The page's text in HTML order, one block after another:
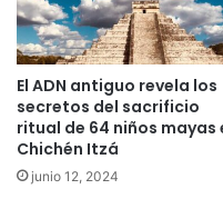
El ADN antiguo revela los
secretos del sacrificio
ritual de 64 niños mayas
Chichén Itzá
junio 12, 2024